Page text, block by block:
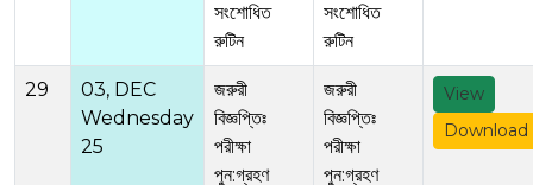
সংশোধিত
রুটিন
সংশোধিত
রুটিন
29
03, DEC
Wednesday
25
জরুরী
বিজ্ঞপ্তিঃ
পরীক্ষা
পুন:গ্রহণ
জরুরী
বিজ্ঞপ্তিঃ
পরীক্ষা
পুন:গ্রহণ
View
Download